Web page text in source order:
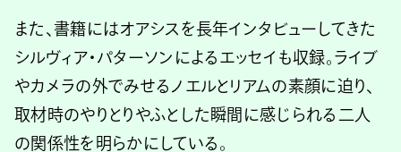
また、書籍にはオアシスを長年インタビューしてきた
シルヴィア・パターソンによるエッセイも収録。ライブ
やカメラの外でみせるノエルとリアムの素顔に迫り、
取材時のやりとりやふとした瞬間に感じられる二人
の関係性を明らかにしている。